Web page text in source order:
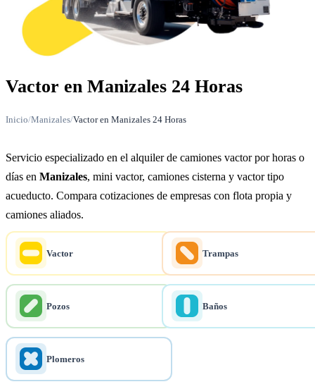
Vactor en Manizales 24 Horas
Inicio/Manizales/Vactor en Manizales 24 Horas
Servicio especializado en el alquiler de camiones vactor por horas o
días en Manizales, mini vactor, camiones cisterna y vactor tipo
acueducto. Compara cotizaciones de empresas con flota propia y
camiones aliados.
Vactor Trampas
Pozos Baños
Plomeros